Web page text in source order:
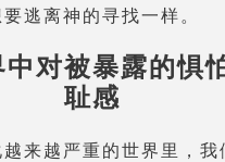
逃离神的寻找一样。
对被暴露的惧
耻感
来越严重的世界里，我